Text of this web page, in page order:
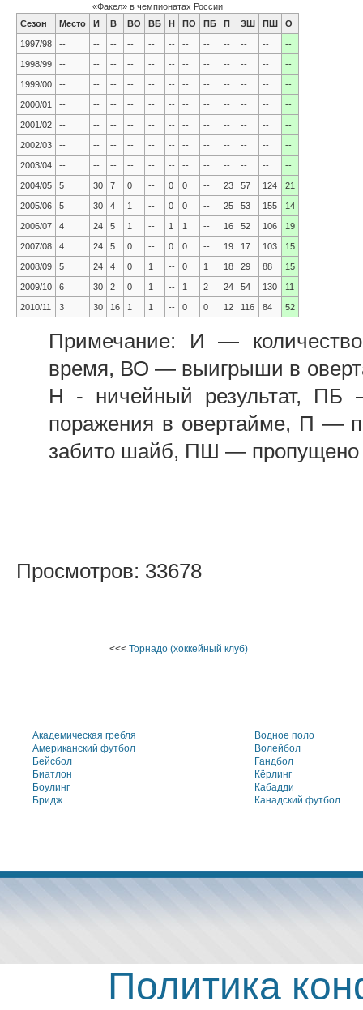
«Факел» в чемпионатах России
Сезон
Место И В ВО ВБ Н ПО ПБ П ЗШ ПШ О
1997/98 -- -- -- -- -- -- -- -- -- -- -- --
1998/99 -- -- -- -- -- -- -- -- -- -- -- --
1999/00 -- -- -- -- -- -- -- -- -- -- -- --
2000/01 -- -- -- -- -- -- -- -- -- -- -- --
2001/02 -- -- -- -- -- -- -- -- -- -- -- --
2002/03 -- -- -- -- -- -- -- -- -- -- -- --
2003/04 -- -- -- -- -- -- -- -- -- -- -- --
2004/05 5 30 7 0 -- 0 0 -- 23 57 124 21
2005/06 5 30 4 1 -- 0 0 -- 25 53 155 14
2006/07 4 24 5 1 -- 1 1 -- 16 52 106 19
2007/08 4 24 5 0 -- 0 0 -- 19 17 103 15
2008/09 5 24 4 0 1 -- 0 1 18 29 88 15
2009/10 6 30 2 0 1 -- 1 2 24 54 130 11
2010/11 3 30 16 1 1 -- 0 0 12 116 84 52
Примечание: И —
время, ВО — выигрыши в
Н - ничейный результат,
поражения в овертайме, П —
забито шайб, ПШ —
Просмотров: 33678
<<< Торнадо (хоккейный клуб)
Академическая гребля
Американский футбол
Бейсбол
Биатлон
Боулинг
Бридж
Водное поло
Волейбол
Гандбол
Кёрлинг
Кабадди
Канадский футбол
Политика